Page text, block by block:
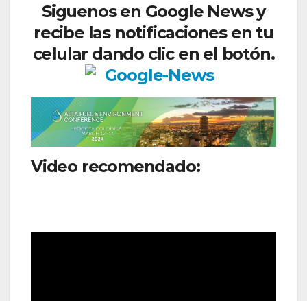
Siguenos en Google News y
recibe las notificaciones en tu
celular dando clic en el botón.
Video recomendado: